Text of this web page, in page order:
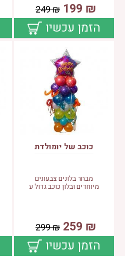
₪
199
₪
249
הזמן עכשיו
כוכב של יומולדת
מבחר בלונים צבעונים
מיוחדים ובלון כוכב גדול ע
₪
259
₪
299
הזמן עכשיו